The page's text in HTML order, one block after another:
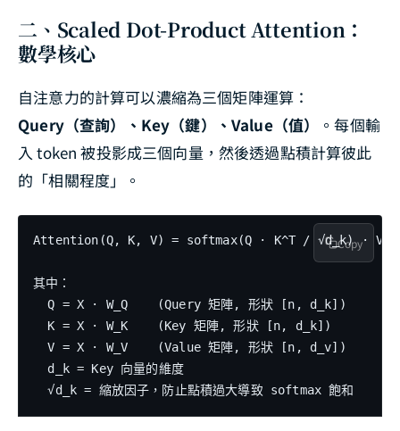
二、Scaled Dot-Product Attention：
數學核心
自注意力的計算可以濃縮為三個矩陣運算：
Query（查詢）、Key（鍵）、Value（值）
。每個輸
入 token 被投影成三個向量，然後透過點積計算彼此
的「相關程度」。
Attention(Q, K, V) = softmax(Q · K^T / √d_k) · V
其中：
  Q = X · W_Q    (Query 矩陣, 形狀 [n, d_k])
  K = X · W_K    (Key 矩陣, 形狀 [n, d_k])
  V = X · W_V    (Value 矩陣, 形狀 [n, d_v])
  d_k = Key 向量的維度
Copy